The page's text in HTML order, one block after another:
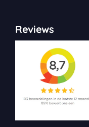
Reviews